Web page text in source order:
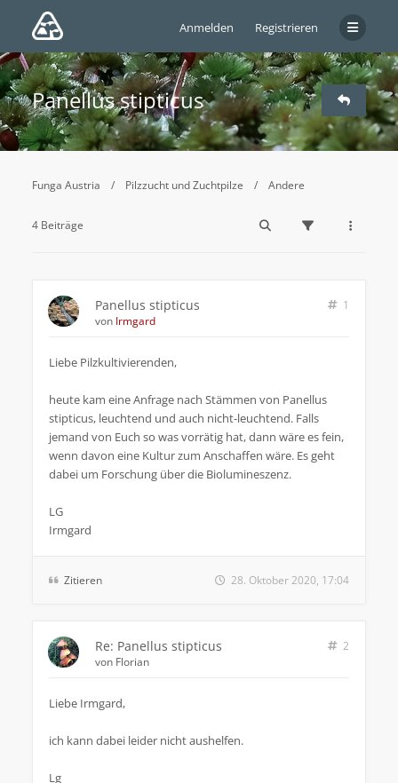
Anmelden Registrieren
Panellus stipticus
Funga Austria Pilzzucht und Zuchtpilze Andere
4 Beiträge
Panellus stipticus
1
von Irmgard
Liebe Pilzkultivierenden,
heute kam eine Anfrage nach Stämmen von Panellus
stipticus, leuchtend und auch nicht-leuchtend. Falls
jemand von Euch so was vorrätig hat, dann wäre es fein,
wenn davon eine Kultur zum Anschaffen wäre. Es geht
dabei um Forschung über die Biolumineszenz.
LG
Irmgard
Zitieren 28. Oktober 2020, 17:04
Re: Panellus stipticus
2
von Florian
Liebe Irmgard,
ich kann dabei leider nicht aushelfen.
Lg